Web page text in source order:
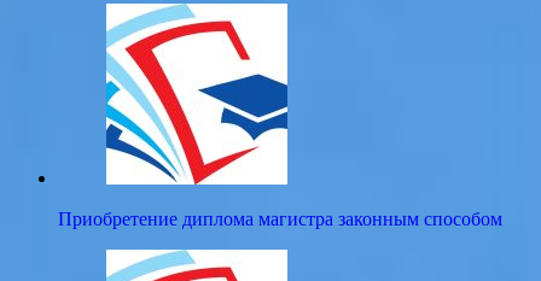
Приобретение диплома магистра законным способом